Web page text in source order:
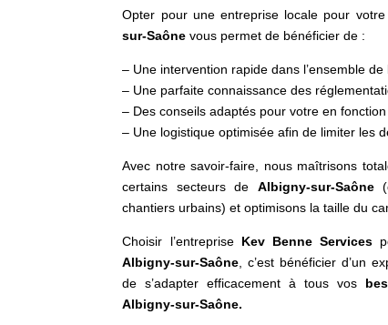
Opter pour une entreprise locale pour votre
sur-Saône vous permet de bénéficier de :
– Une intervention rapide dans l’ensemble
– Une parfaite connaissance des
– Des conseils adaptés pour votre en
– Une logistique optimisée afin de limiter les
Avec notre savoir-faire, nous maîtrisons
certains secteurs de Albigny-sur-Saône
chantiers urbains) et optimisons la taille du
Choisir l’entreprise Kev Benne Services
Albigny-sur-Saône, c’est bénéficier d’un
de s’adapter efficacement à tous vos
Albigny-sur-Saône.